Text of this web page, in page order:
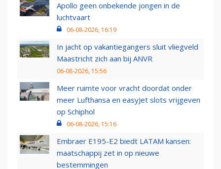
Apollo geen onbekende jongen in de
luchtvaart
06-08-2026, 16:19
In jacht op vakantiegangers sluit vliegveld
Maastricht zich aan bij ANVR
06-08-2026, 15:56
Meer ruimte voor vracht doordat onder
meer Lufthansa en easyJet slots vrijgeven
op Schiphol
06-08-2026, 15:16
Embraer E195-E2 biedt LATAM kansen:
maatschappij zet in op nieuwe
bestemmingen